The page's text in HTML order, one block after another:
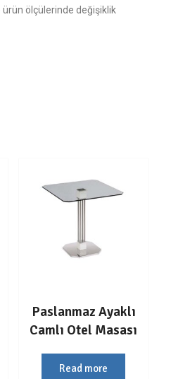
ölçülerinde değişiklik
Paslanmaz Ayaklı
Camlı Otel Masası
Read more